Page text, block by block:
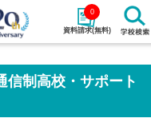
資料請求(無料)
0
信制高校・サポート